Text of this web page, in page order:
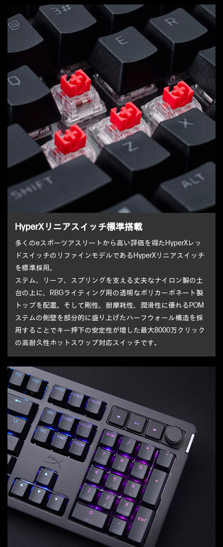
HyperXリニアスイッチ標準搭載
多くのeスポーツアスリートから高い評価を得たHyperXレッ
ドスイッチのリファインモデルであるHyperXリニアスイッチ
を標準採用。
ステム、リーフ、スプリングを支える丈夫なナイロン製の土
台の上に、RBGライティング用の透明なポリカーボネート製
トップを配置。そして剛性、耐摩耗性、潤滑性に優れるPOM
ステムの側壁を部分的に盛り上げたハーフウォール構造を採
用することでキー押下の安定性が増した最大8000万クリック
の高耐久性ホットスワップ対応スイッチです。